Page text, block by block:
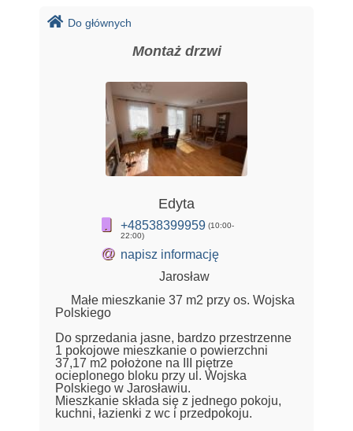
Do głównych
Montaż drzwi
Edyta
+48538399959 (10:00-
22:00)
@ napisz informację
Jarosław
Małe mieszkanie 37 m2 przy os. Wojska
Polskiego
Do sprzedania jasne, bardzo przestrzenne
1 pokojowe mieszkanie o powierzchni
37,17 m2 położone na III piętrze
ocieplonego bloku przy ul. Wojska
Polskiego w Jarosławiu.
Mieszkanie składa się z jednego pokoju,
kuchni, łazienki z wc i przedpokoju.